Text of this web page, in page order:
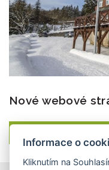
Nové webové
Informace o
Kliknutím na